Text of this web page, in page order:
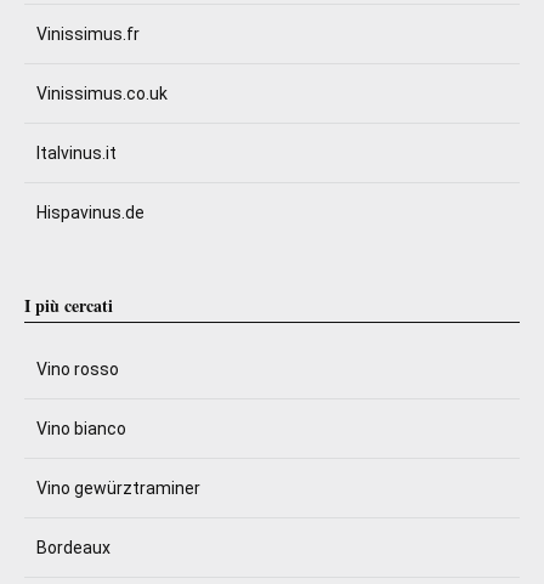
Vinissimus.fr
Vinissimus.co.uk
Italvinus.it
Hispavinus.de
I più cercati
Vino rosso
Vino bianco
Vino gewürztraminer
Bordeaux